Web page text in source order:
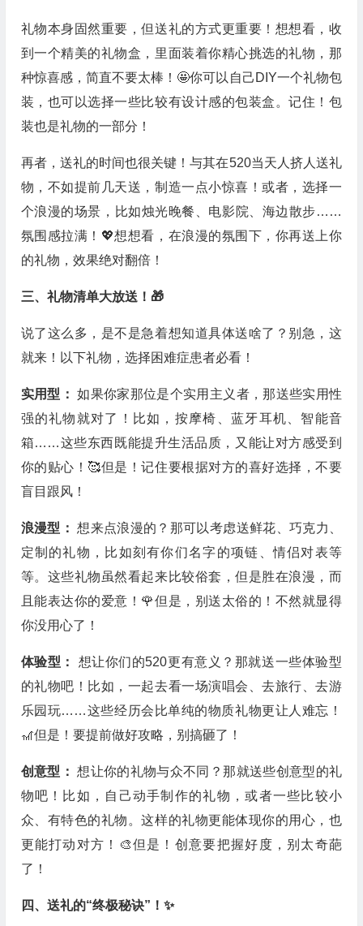
礼物本身固然重要，但送礼的方式更重要！想想看，收
到一个精美的礼物盒，里面装着你精心挑选的礼物，那
种惊喜感，简直不要太棒！🤩你可以自己DIY一个礼物包
装，也可以选择一些比较有设计感的包装盒。记住！包
装也是礼物的一部分！
再者，送礼的时间也很关键！与其在520当天人挤人送礼
物，不如提前几天送，制造一点小惊喜！或者，选择一
个浪漫的场景，比如烛光晚餐、电影院、海边散步……
氛围感拉满！💖想想看，在浪漫的氛围下，你再送上你
的礼物，效果绝对翻倍！
三、礼物清单大放送！🎁
说了这么多，是不是急着想知道具体送啥了？别急，这
就来！以下礼物，选择困难症患者必看！
实用型：如果你家那位是个实用主义者，那送些实用性
强的礼物就对了！比如，按摩椅、蓝牙耳机、智能音
箱……这些东西既能提升生活品质，又能让对方感受到
你的贴心！🥰但是！记住要根据对方的喜好选择，不要
盲目跟风！
浪漫型：想来点浪漫的？那可以考虑送鲜花、巧克力、
定制的礼物，比如刻有你们名字的项链、情侣对表等
等。这些礼物虽然看起来比较俗套，但是胜在浪漫，而
且能表达你的爱意！🌹但是，别送太俗的！不然就显得
你没用心了！
体验型： 想让你们的520更有意义？那就送一些体验型
的礼物吧！比如，一起去看一场演唱会、去旅行、去游
乐园玩……这些经历会比单纯的物质礼物更让人难忘！
🎢但是！要提前做好攻略，别搞砸了！
创意型：想让你的礼物与众不同？那就送些创意型的礼
物吧！比如，自己动手制作的礼物，或者一些比较小
众、有特色的礼物。这样的礼物更能体现你的用心，也
更能打动对方！🎨但是！创意要把握好度，别太奇葩
了！
四、送礼的“终极秘诀”！✨